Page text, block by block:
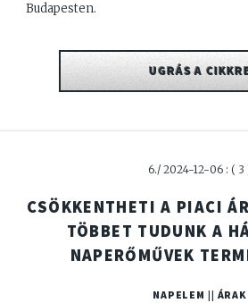
Budapesten.
UGRÁS A
6./ 2024-12-06 : ( 3
CSÖKKENTHETI A PIACI
TÖBBET TUDUNK A
NAPERŐMŰVEK
NAPELEM || ÁRAK